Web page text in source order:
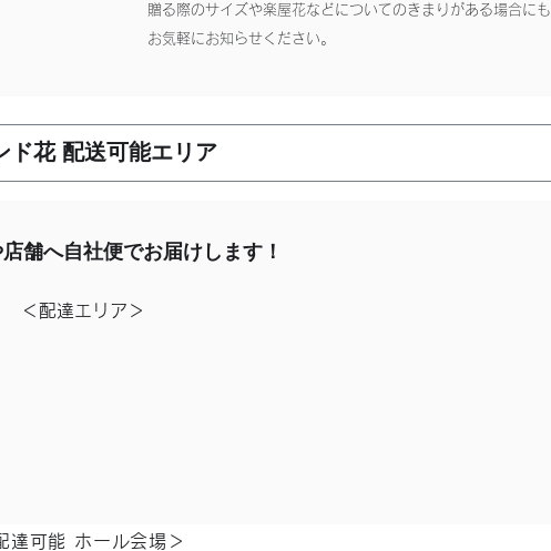
贈る際のサイズや楽屋花などについてのきまりがある場合にも
お気軽にお知らせください。
ド花 配送可能エリア
舗へ自社便でお届けします！
＜配達エリア＞
達可能 ホール会場＞